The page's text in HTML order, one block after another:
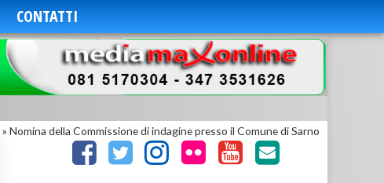
CONTATTI
» Nomina della Commissione di indagine presso il Comune di Sarno